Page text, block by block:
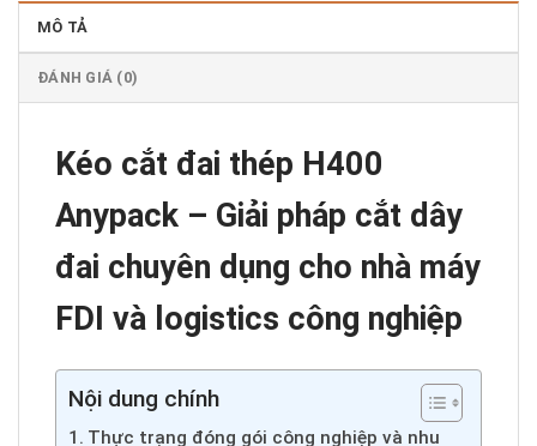
MÔ TẢ
ĐÁNH GIÁ (0)
Kéo cắt đai thép H400
Anypack – Giải pháp cắt dây
đai chuyên dụng cho nhà máy
FDI và logistics công nghiệp
Nội dung chính
Thực trạng đóng gói công nghiệp và nhu